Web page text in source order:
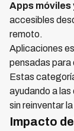
Apps
accesibles
remoto.
Aplicaciones
pensadas para
Estas
ayudando a
sin reinventar
Impacto